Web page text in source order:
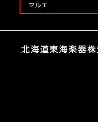
マルエ